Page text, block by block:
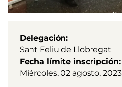
Delegación
Sant Feliu de Llobregat
Fecha límite inscripción
Miércoles, 02 agosto, 2023